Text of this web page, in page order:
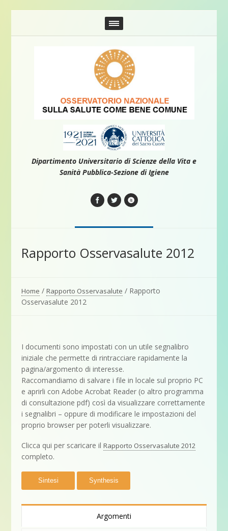
Dipartimento Universitario di Scienze della Vita e
Sanità Pubblica-Sezione di Igiene
Rapporto Osservasalute 2012
Home /Rapporto Osservasalute / Rapporto
Osservasalute 2012
I documenti sono impostati con un utile segnalibro
iniziale che permette di rintracciare rapidamente la
pagina/argomento di interesse.
Raccomandiamo di salvare i file in locale sul proprio PC
e aprirli con Adobe Acrobat Reader (o altro programma
di consultazione pdf) così da visualizzare correttamente
i segnalibri – oppure di modificare le impostazioni del
proprio browser per poterli visualizzare.
Clicca qui per scaricare ilRapporto Osservasalute 2012
completo.
Sintesi Synthesis
Argomenti